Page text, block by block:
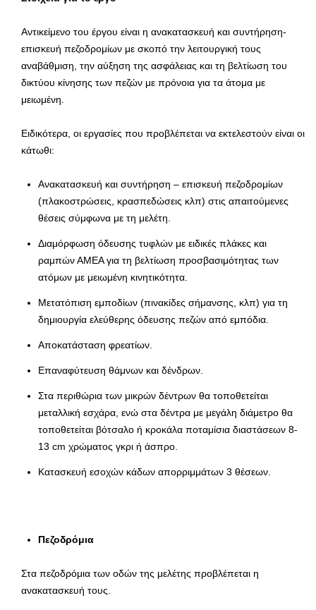
Αντικείμενο του έργου είναι η ανακατασκευή και συντήρηση-
επισκευή πεζοδρομίων με σκοπό την λειτουργική τους
αναβάθμιση, την αύξηση της ασφάλειας και τη βελτίωση του
δικτύου κίνησης των πεζών με πρόνοια για τα άτομα με
μειωμένη.
Ειδικότερα, οι εργασίες που προβλέπεται να εκτελεστούν είναι οι
κάτωθι:
Ανακατασκευή και συντήρηση – επισκευή πεζοδρομίων
(πλακοστρώσεις, κρασπεδώσεις κλπ) στις απαιτούμενες
θέσεις σύμφωνα με τη μελέτη.
Διαμόρφωση όδευσης τυφλών με ειδικές πλάκες και
ραμπών ΑΜΕΑ για τη βελτίωση προσβασιμότητας των
ατόμων με μειωμένη κινητικότητα.
Μετατόπιση εμποδίων (πινακίδες σήμανσης, κλπ) για τη
δημιουργία ελεύθερης όδευσης πεζών από εμπόδια.
Αποκατάσταση φρεατίων.
Επαναφύτευση θάμνων και δένδρων.
Στα περιθώρια των μικρών δέντρων θα τοποθετείται
μεταλλική εσχάρα, ενώ στα δέντρα με μεγάλη διάμετρο θα
τοποθετείται βότσαλο ή κροκάλα ποταμίσια διαστάσεων 8-
13 cm χρώματος γκρι ή άσπρο.
Κατασκευή εσοχών κάδων απορριμμάτων 3 θέσεων.
Πεζοδρόμια
Στα πεζοδρόμια των οδών της μελέτης προβλέπεται η
ανακατασκευή τους.